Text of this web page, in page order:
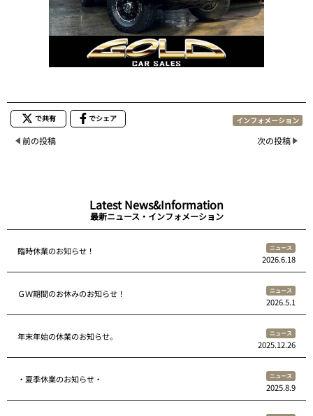
で共有 でシェア インフォメーション
前の投稿 次の投稿
Latest News&Information
最新ニュース・インフォメーション
臨時休業のお知らせ！ ニュース
2026.6.18
ＧＷ期間のお休みのお知らせ！ ニュース
2026.5.1
年末年始の休業のお知らせ。 ニュース
2025.12.26
・夏季休業のお知らせ・ ニュース
2025.8.9